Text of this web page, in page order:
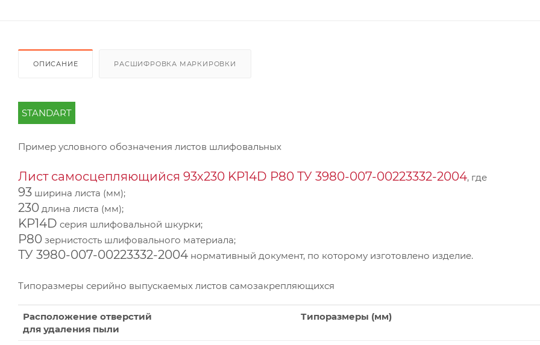
ОПИСАНИЕ РАСШИФРОВКА МАРКИРОВКИ
STANDART
Пример условного обозначения листов шлифовальных
Лист самосцепляющийся 93х230 KP14D Р80 ТУ 3980-007-00223332-2004, где
93 ширина листа (мм);
230 длина листа (мм);
KP14D серия шлифовальной шкурки;
Р80 зернистость шлифовального материала;
ТУ 3980-007-00223332-2004 нормативный документ, по которому изготовлено изделие.
Типоразмеры серийно выпускаемых листов самозакрепляющихся
Расположение отверстий
для удаления пыли
Типоразмеры (мм)